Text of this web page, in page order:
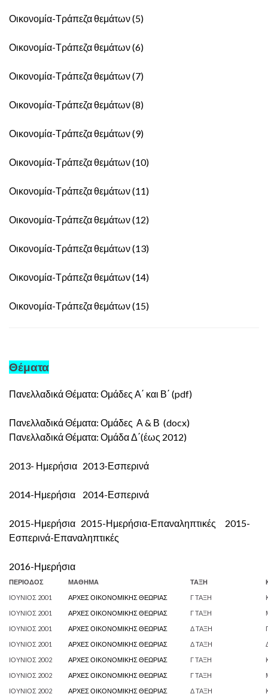
Οικονομία-Τράπεζα θεμάτων (5)
Οικονομία-Τράπεζα θεμάτων (6)
Οικονομία-Τράπεζα θεμάτων (7)
Οικονομία-Τράπεζα θεμάτων (8)
Οικονομία-Τράπεζα θεμάτων (9)
Οικονομία-Τράπεζα θεμάτων (10)
Οικονομία-Τράπεζα θεμάτων (11)
Οικονομία-Τράπεζα θεμάτων (12)
Οικονομία-Τράπεζα θεμάτων (13)
Οικονομία-Τράπεζα θεμάτων (14)
Οικονομία-Τράπεζα θεμάτων (15)
Θέματα
Πανελλαδικά Θέματα: Ομάδες Α΄ και Β΄ (pdf)
Πανελλαδικά Θέματα: Ομάδες Α & Β (docx)
Πανελλαδικά Θέματα: Ομάδα Δ΄(έως 2012)
2013- Ημερήσια 2013-Εσπερινά
2014-Ημερήσια 2014-Εσπερινά
2015-Ημερήσια 2015-Ημερήσια-Επαναληπτικές
2015-
Εσπερινά-Επαναληπτικές
2016-Ημερήσια
ΠΕΡΙΟΔΟΣ ΜΑΘΗΜΑ ΤΑΞΗ
ΙΟΥΝΙΟΣ 2001
ΑΡΧΕΣ ΟΙΚΟΝΟΜΙΚΗΣ ΘΕΩΡΙΑΣ Γ ΤΑΞΗ
ΙΟΥΝΙΟΣ 2001
ΑΡΧΕΣ ΟΙΚΟΝΟΜΙΚΗΣ ΘΕΩΡΙΑΣ Γ ΤΑΞΗ
ΙΟΥΝΙΟΣ 2001
ΑΡΧΕΣ ΟΙΚΟΝΟΜΙΚΗΣ ΘΕΩΡΙΑΣ Δ ΤΑΞΗ
ΙΟΥΝΙΟΣ 2001
ΑΡΧΕΣ ΟΙΚΟΝΟΜΙΚΗΣ ΘΕΩΡΙΑΣ Δ ΤΑΞΗ
ΙΟΥΝΙΟΣ 2002
ΑΡΧΕΣ ΟΙΚΟΝΟΜΙΚΗΣ ΘΕΩΡΙΑΣ Γ ΤΑΞΗ
ΙΟΥΝΙΟΣ 2002
ΑΡΧΕΣ ΟΙΚΟΝΟΜΙΚΗΣ ΘΕΩΡΙΑΣ Γ ΤΑΞΗ
ΙΟΥΝΙΟΣ 2002
ΑΡΧΕΣ ΟΙΚΟΝΟΜΙΚΗΣ ΘΕΩΡΙΑΣ Δ ΤΑΞΗ